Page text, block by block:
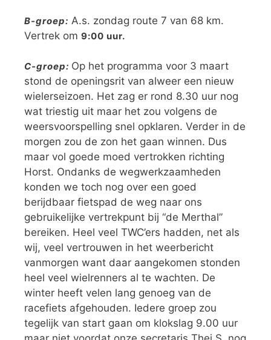
B-groep: A.s. zondag route 7 van 68 km.
Vertrek om 9:00 uur.
C-groep: Op het programma voor 3 maart
stond de openingsrit van alweer een nieuw
wielerseizoen. Het zag er rond 8.30 uur nog
wat triestig uit maar het zou volgens de
weersvoorspelling snel opklaren. Verder in de
morgen zou de zon het gaan winnen. Dus
maar vol goede moed vertrokken richting
Horst. Ondanks de wegwerkzaamheden
konden we toch nog over een goed
berijdbaar fietspad de weg naar ons
gebruikelijke vertrekpunt bij “de Merthal”
bereiken. Heel veel TWC’ers hadden, net als
wij, veel vertrouwen in het weerbericht
vanmorgen want daar aangekomen stonden
heel veel wielrenners al te wachten. De
winter heeft velen lang genoeg van de
racefiets afgehouden. Iedere groep zou
tegelijk van start gaan om klokslag 9.00 uur